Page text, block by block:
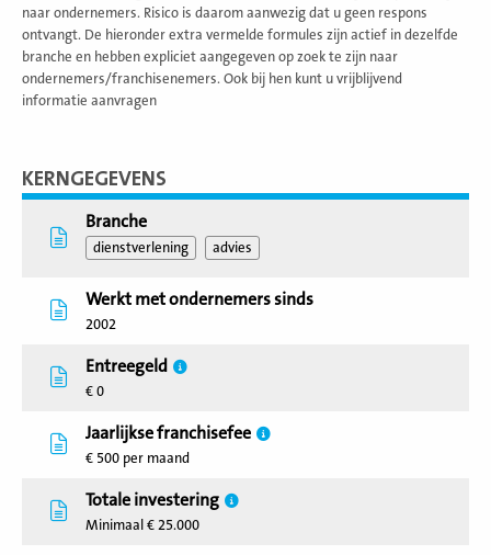
naar ondernemers. Risico is daarom aanwezig dat u geen respons
ontvangt. De hieronder extra vermelde formules zijn actief in dezelfde
branche en hebben expliciet aangegeven op zoek te zijn naar
ondernemers/franchisenemers. Ook bij hen kunt u vrijblijvend
informatie aanvragen
KERNGEGEVENS
Branche
dienstverlening advies
Werkt met ondernemers sinds
2002
Entreegeld
€ 0
Jaarlijkse franchisefee
€ 500 per maand
Totale investering
Minimaal € 25.000